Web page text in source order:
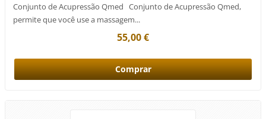
Conjunto de Acupressão Qmed Conjunto de Acupressão Qmed,
permite que você use a massagem...
55,00 €